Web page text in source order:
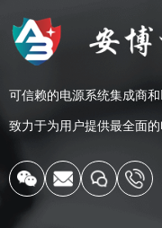
可信赖的电源系统集成商
致力于为用户提供最全面